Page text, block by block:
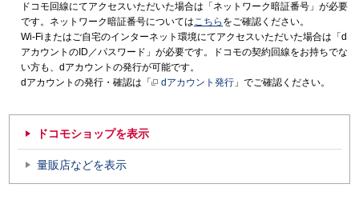
ドコモ回線にてアクセスいただいた場合は「ネットワーク暗証番号」が必要
です。ネットワーク暗証番号についてはこちら をご確認ください。
Wi-Fiまたはご自宅のインターネット環境にてアクセスいただいた場合は「d
アカウントのID／パスワード」が必要です。ドコモの契約回線をお持ちでな
い方も、dアカウントの発行が可能です。
dアカウントの発行・確認は「
dアカウント発行 」でご確認ください。
ドコモショップを表示
量販店などを表示